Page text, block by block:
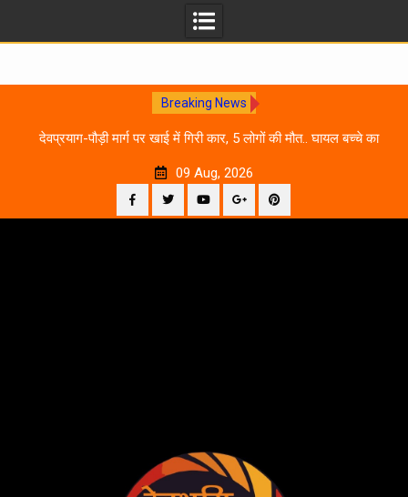
Breaking News
देवप्रयाग-पौड़ी मार्ग पर खाई में गिरी कार, 5 लोगों की मौत.. घायल बच्चे का
09 Aug, 2026